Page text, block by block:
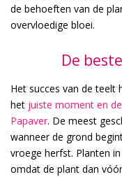
de behoeften van de
overvloedige bloei.
De
Het succes van de teelt
het juiste moment en
Papaver. De meest
wanneer de grond
vroege herfst. Planten
omdat de plant dan